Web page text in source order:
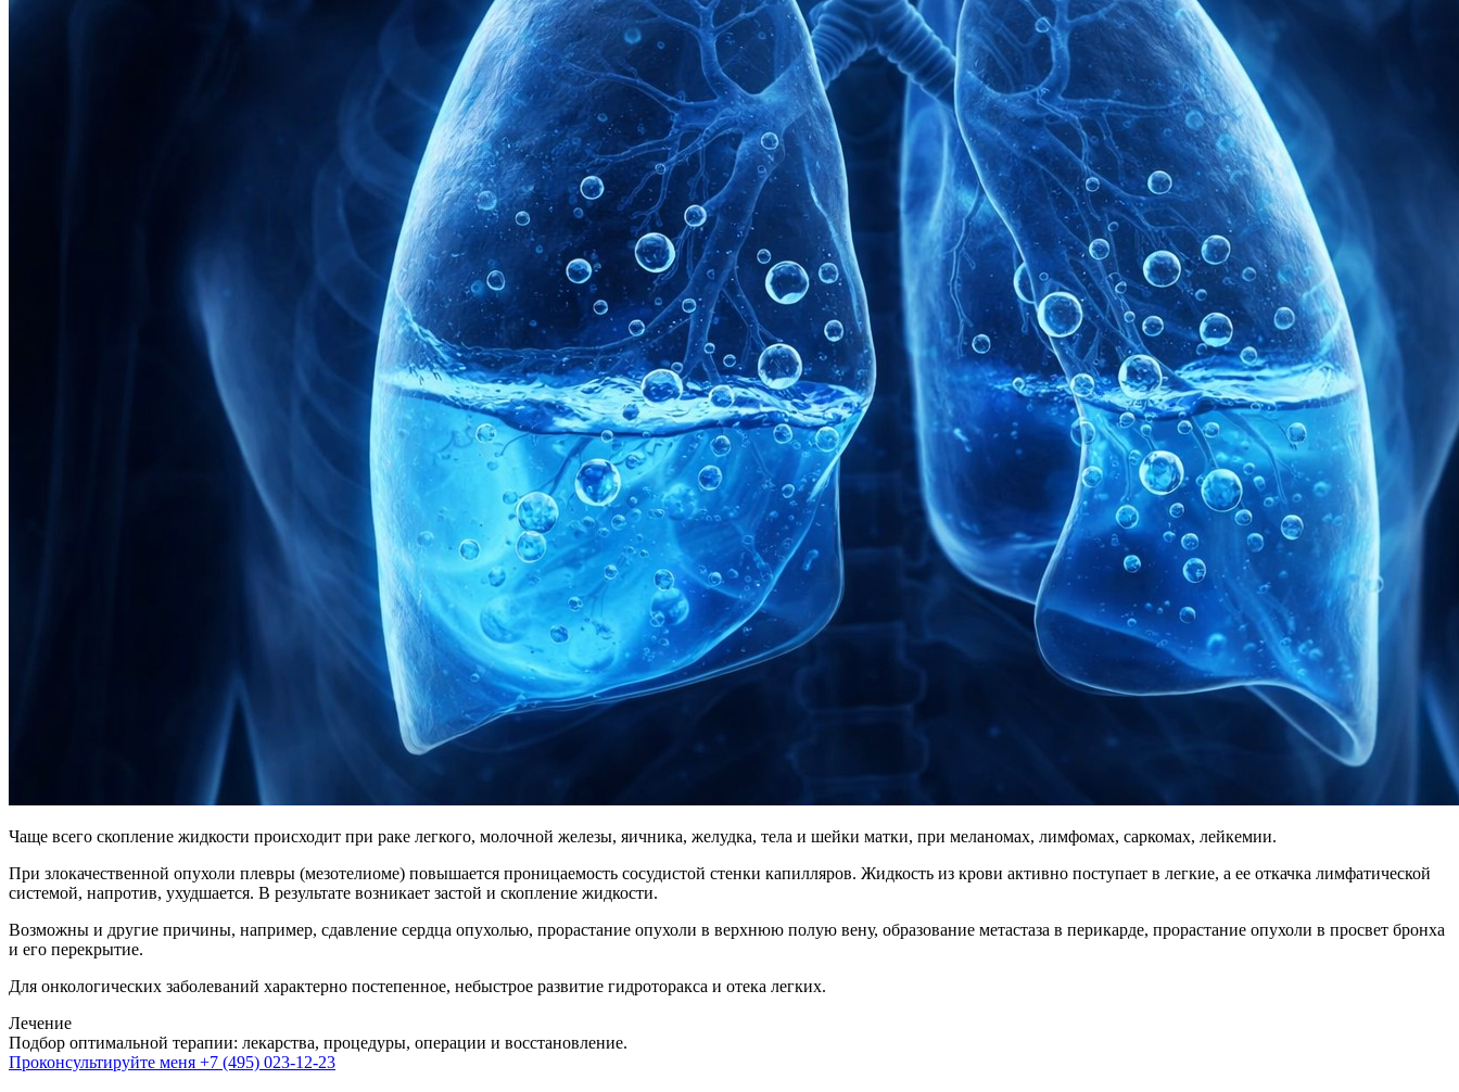
Чаще всего скопление жидкости происходит при раке легкого, молочной железы, яичника, желудка, тела и шейки матки, при меланомах, лимфомах, саркомах, лейкемии.
При злокачественной опухоли плевры (мезотелиоме) повышается проницаемость сосудистой стенки капилляров. Жидкость из крови активно поступает в легкие, а ее откачка лимфатической
системой, напротив, ухудшается. В результате возникает застой и скопление жидкости.
Возможны и другие причины, например, сдавление сердца опухолью, прорастание опухоли в верхнюю полую вену, образование метастаза в перикарде, прорастание опухоли в просвет бронха
и его перекрытие.
Для онкологических заболеваний характерно постепенное, небыстрое развитие гидроторакса и отека легких.
Лечение
Подбор оптимальной терапии: лекарства, процедуры, операции и восстановление.
Проконсультируйте меня +7 (495) 023-12-23